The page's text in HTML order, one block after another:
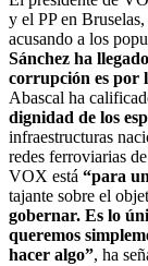
y el PP en
acusando a los
Sánchez ha
corrupción es por
Abascal ha
dignidad de los
infraestructuras
redes ferroviarias
VOX está “para
tajante sobre el
gobernar. Es lo
queremos
hacer algo”, ha